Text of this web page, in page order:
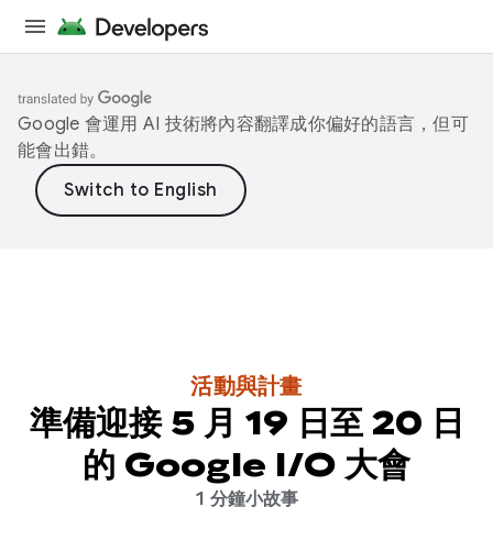
Google 會運用 AI 技術將內容翻譯成你偏好的語言，但可
能會出錯。
活動與計畫
準備迎接 5 月 19 日至 20 日
的 Google I/O 大會
1 分鐘小故事